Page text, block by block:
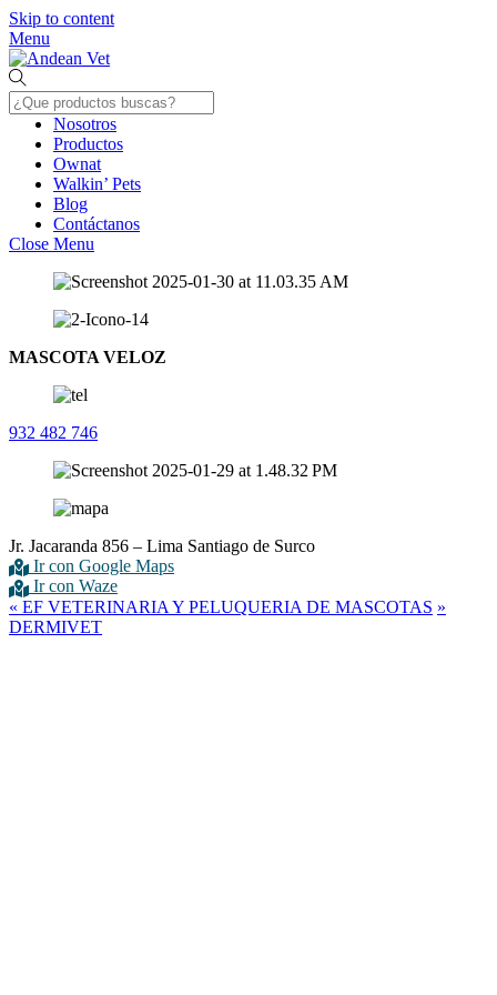
Skip to content
Menu
Nosotros
Productos
Ownat
Walkin’ Pets
Blog
Contáctanos
Close Menu
MASCOTA VELOZ
932 482 746
Jr. Jacaranda 856 – Lima Santiago de Surco
Ir con Google Maps
Ir con Waze
« EF VETERINARIA Y PELUQUERIA DE MASCOTAS »
DERMIVET